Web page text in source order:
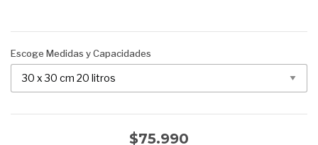
Escoge Medidas y Capacidades
$75.990